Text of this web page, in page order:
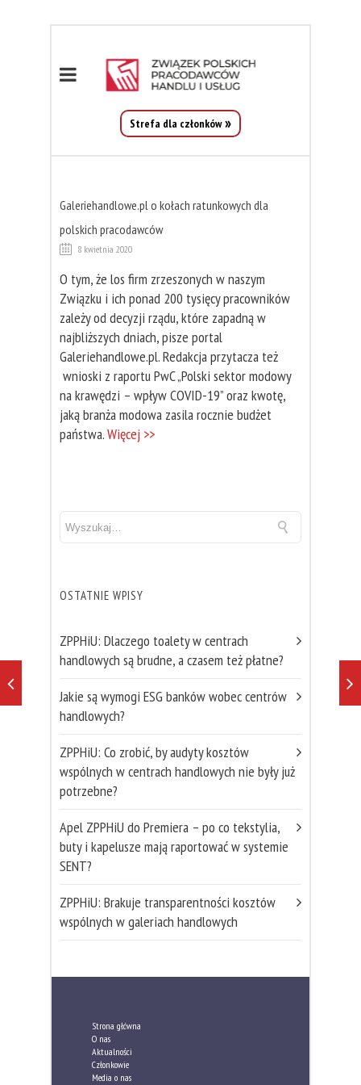
Strefa dla członków
Galeriehandlowe.pl o kołach ratunkowych dla
polskich pracodawców
8 kwietnia 2020
O tym, że los firm zrzeszonych w naszym
Związku i ich ponad 200 tysięcy pracowników
zależy od decyzji rządu, które zapadną w
najbliższych dniach, pisze portal
Galeriehandlowe.pl. Redakcja przytacza też
wnioski z raportu PwC „Polski sektor modowy
na krawędzi – wpływ COVID-19” oraz kwotę,
jaką branża modowa zasila rocznie budżet
państwa.Więcej >>
OSTATNIE WPISY
ZPPHiU: Dlaczego toalety w centrach
handlowych są brudne, a czasem też płatne?
Jakie są wymogi ESG banków wobec centrów
handlowych?
ZPPHiU: Co zrobić, by audyty kosztów
wspólnych w centrach handlowych nie były już
potrzebne?
Apel ZPPHiU do Premiera – po co tekstylia,
buty i kapelusze mają raportować w systemie
SENT?
ZPPHiU: Brakuje transparentności kosztów
wspólnych w galeriach handlowych
Strona główna
O nas
Aktualności
Członkowie
Media o nas